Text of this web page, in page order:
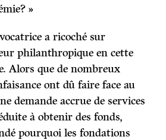
»
a ricoché sur
philanthropique en cette
Alors que de nombreux
ont dû faire face au
demande accrue de services
à obtenir des fonds,
pourquoi les fondations